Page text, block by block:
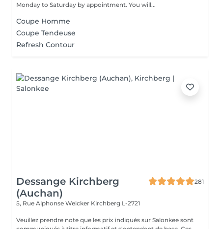
Monday to Saturday by appointment. You will...
Coupe Homme
Coupe Tendeuse
Refresh Contour
Dessange Kirchberg
(Auchan)
281
5, Rue Alphonse Weicker Kirchberg L-2721
Veuillez prendre note que les prix indiqués sur Salonkee sont